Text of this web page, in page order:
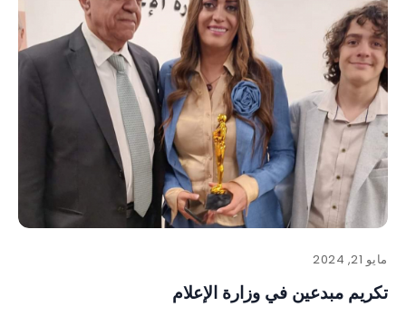
مايو 21, 2024
تكريم مبدعين في وزارة الإعلام